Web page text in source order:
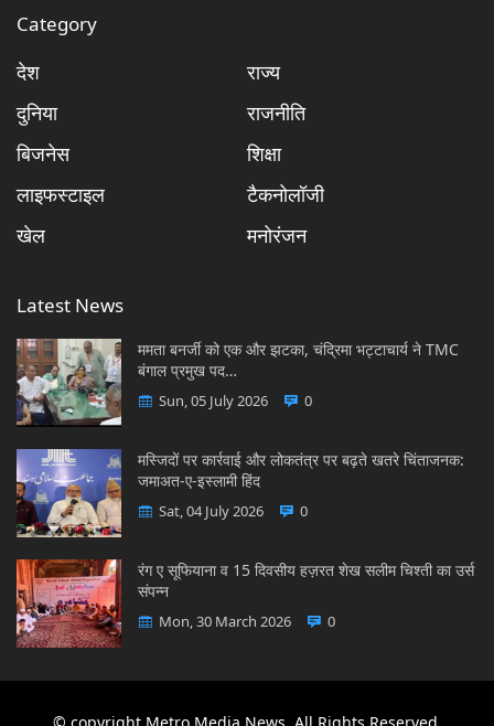
Category
देश
राज्य
दुनिया
राजनीति
बिजनेस
शिक्षा
लाइफस्टाइल
टैकनोलॉजी
खेल
मनोरंजन
Latest News
ममता बनर्जी को एक और झटका, चंद्रिमा भट्टाचार्य ने TMC
बंगाल प्रमुख पद…
Sun, 05 July 2026 0
मस्जिदों पर कार्रवाई और लोकतंत्र पर बढ़ते खतरे चिंताजनक:
जमाअत-ए-इस्लामी हिंद
Sat, 04 July 2026 0
रंग ए सूफियाना व 15 दिवसीय हज़रत शेख सलीम चिश्ती का उर्स
संपन्न
Mon, 30 March 2026 0